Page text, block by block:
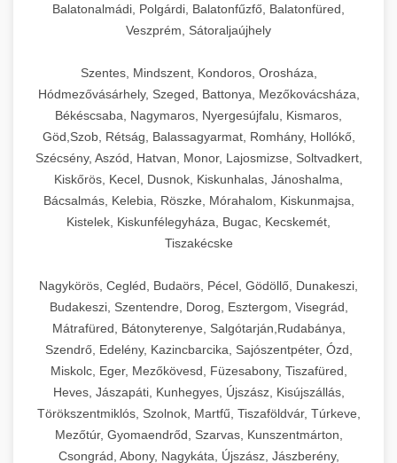
Balatonalmádi, Polgárdi, Balatonfűzfő, Balatonfüred,
Veszprém, Sátoraljaújhely
Szentes, Mindszent, Kondoros, Orosháza,
Hódmezővásárhely, Szeged, Battonya, Mezőkovácsháza,
Békéscsaba, Nagymaros, Nyergesújfalu, Kismaros,
Göd,Szob, Rétság, Balassagyarmat, Romhány, Hollókő,
Szécsény, Aszód, Hatvan, Monor, Lajosmizse, Soltvadkert,
Kiskőrös, Kecel, Dusnok, Kiskunhalas, Jánoshalma,
Bácsalmás, Kelebia, Röszke, Mórahalom, Kiskunmajsa,
Kistelek, Kiskunfélegyháza, Bugac, Kecskemét,
Tiszakécske
Nagykörös, Cegléd, Budaörs, Pécel, Gödöllő, Dunakeszi,
Budakeszi, Szentendre, Dorog, Esztergom, Visegrád,
Mátrafüred, Bátonyterenye, Salgótarján,Rudabánya,
Szendrő, Edelény, Kazincbarcika, Sajószentpéter, Ózd,
Miskolc, Eger, Mezőkövesd, Füzesabony, Tiszafüred,
Heves, Jászapáti, Kunhegyes, Újszász, Kisújszállás,
Törökszentmiklós, Szolnok, Martfű, Tiszaföldvár, Túrkeve,
Mezőtúr, Gyomaendrőd, Szarvas, Kunszentmárton,
Csongrád, Abony, Nagykáta, Újszász, Jászberény,